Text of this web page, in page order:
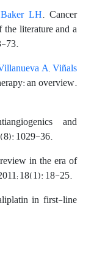
Baker LH. Cancer
literature and a
73.
A,Viñals
an overview.
and
1029-36.
in the era of
18(1): 18-25.
in first-line